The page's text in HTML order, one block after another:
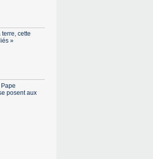
cette
»
posent aux